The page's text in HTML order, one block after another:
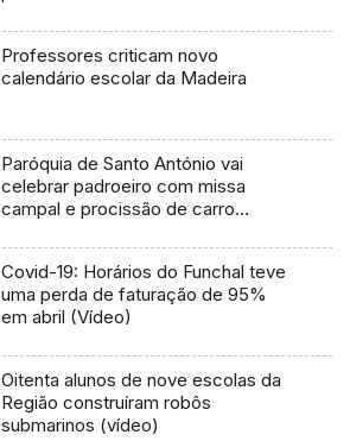
Professores criticam novo
calendário escolar da Madeira
Paróquia de Santo António vai
celebrar padroeiro com missa
campal e procissão de carro
Covid-19: Horários do Funchal teve
uma perda de faturação de 95%
em abril (Vídeo)
Oitenta alunos de nove escolas da
Região construíram robôs
submarinos (vídeo)